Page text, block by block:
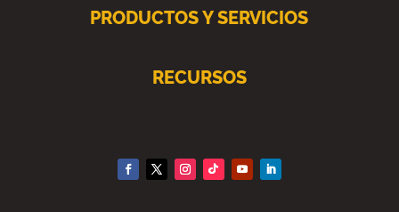
PRODUCTOS Y SERVICIOS
RECURSOS